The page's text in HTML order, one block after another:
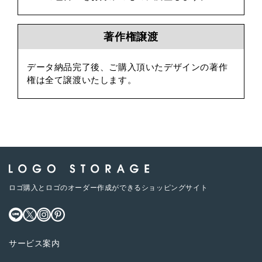
著作権譲渡
データ納品完了後、ご購入頂いたデザインの著作
権は全て譲渡いたします。
ロゴ購入とロゴのオーダー作成ができるショッピングサイト
サービス案内